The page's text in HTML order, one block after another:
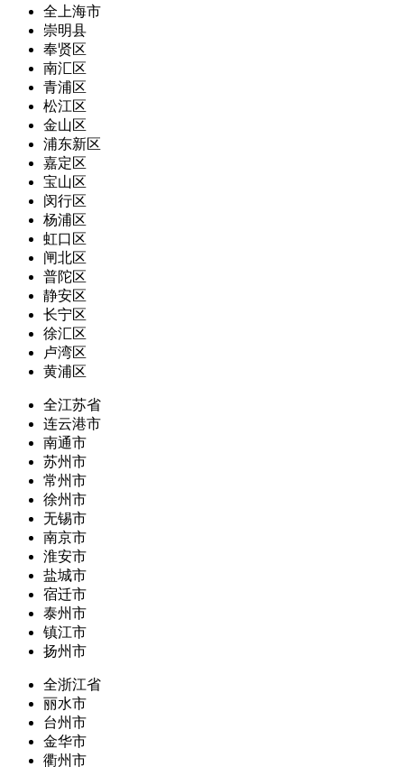
全上海市
崇明县
奉贤区
南汇区
青浦区
松江区
金山区
浦东新区
嘉定区
宝山区
闵行区
杨浦区
虹口区
闸北区
普陀区
静安区
长宁区
徐汇区
卢湾区
黄浦区
全江苏省
连云港市
南通市
苏州市
常州市
徐州市
无锡市
南京市
淮安市
盐城市
宿迁市
泰州市
镇江市
扬州市
全浙江省
丽水市
台州市
金华市
衢州市